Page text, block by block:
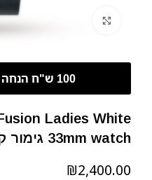
Ladies White
33mm watch גימור קצה
₪